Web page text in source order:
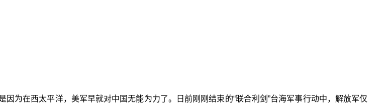
因为在西太平洋，美军早就对中国无能为力了。日前刚刚结束的“联合利剑”台海军事行动中，解放军仅